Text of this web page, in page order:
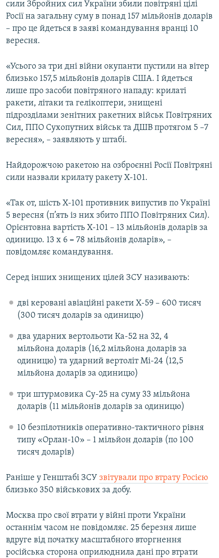
Усі сайти RFE/RL
сили Збройних сил України збили повітряні цілі
Росії на загальну суму в понад 157 мільйонів доларів
– про це йдеться в заяві командування вранці 10
вересня.
«Усього за три дні війни окупанти пустили на вітер
близько 157,5 мільйонів доларів США. І йдеться
лише про засоби повітряного нападу: крилаті
ракети, літаки та гелікоптери, знищені
підрозділами зенітних ракетних військ Повітряних
Сил, ППО Сухопутних військ та ДШВ протягом 5 –7
вересня», – заявляють у штабі.
Найдорожчою ракетою на озброєнні Росії Повітряні
сили назвали крилату ракету Х-101.
«Так от, шість Х-101 противник випустив по Україні
5 вересня (п’ять із них збито ППО Повітряних Сил).
Орієнтовна вартість Х-101 – 13 мільйонів доларів за
одиницю. 13 х 6 = 78 мільйонів доларів», –
повідомляє командування.
Серед інших знищених цілей ЗСУ називають:
дві керовані авіаційні ракети Х-59 – 600 тисяч
(300 тисяч доларів за одиницю)
два ударних вертольоти Ка-52 на 32, 4
мільйона доларів (16,2 мільйона доларів за
одиницю) та ударний вертоліт Мі-24 (12,5
мільйона доларів за одиницю)
три штурмовика Су-25 на суму 33 мільйона
доларів (11 мільйонів доларів за одиницю)
10 безпілотників оперативно-тактичного рівня
типу «Орлан-10» – 1 мільйон доларів (по 100
тисяч доларів)
Раніше у Генштабі ЗСУ звітували про втрату Росією
близько 350 військових за добу.
Москва про свої втрати у війні проти України
останнім часом не повідомляє. 25 березня лише
вдруге від початку масштабного вторгнення
російська сторона оприлюднила дані про втрати